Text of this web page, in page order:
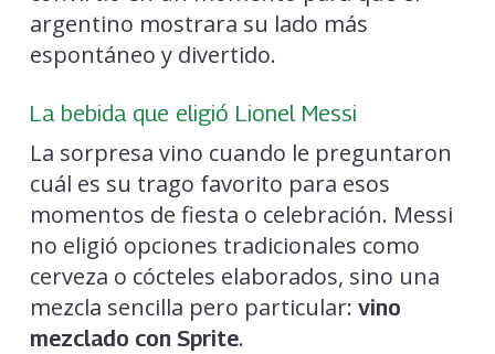
argentino mostrara su lado más
espontáneo y divertido.
La bebida que eligió Lionel Messi
La sorpresa vino cuando le preguntaron
cuál es su trago favorito para esos
momentos de fiesta o celebración. Messi
no eligió opciones tradicionales como
cerveza o cócteles elaborados, sino una
mezcla sencilla pero particular: vino
mezclado con Sprite.